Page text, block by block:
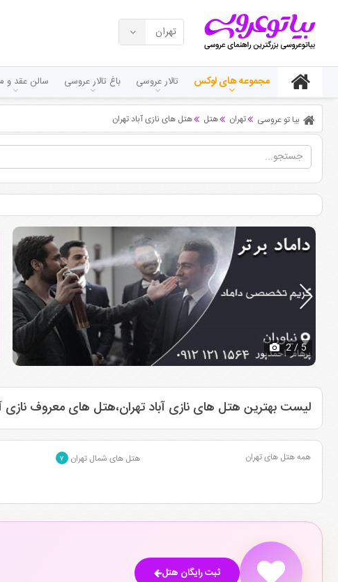
تهران
مجموعه های لوکس تالار عروسی باغ تالار عروسی سالن عقد و
بیا تو عروسی تهران هتل هتل های نازی آباد تهران
2/ 5
لیست بهترین هتل های نازی آباد تهران،هتل های معروف نازی
همه هتل های تهران هتل های شمال تهران ۷
ثبت رایگان هتل